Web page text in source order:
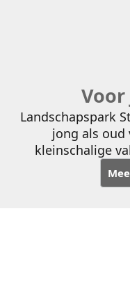
Landschapspark
jong als oud
kleinschalige